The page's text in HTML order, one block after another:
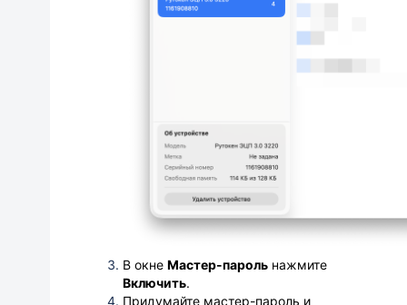
В окне Мастер-пароль нажмите
Включить.
Придумайте мастер-пароль и